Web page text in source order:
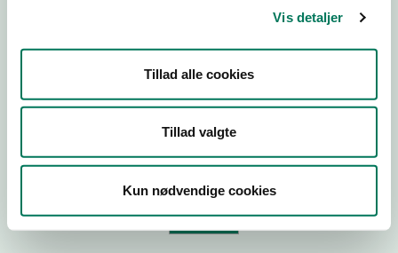
Vis detaljer
Tillad alle cookies
Tillad valgte
Kun nødvendige cookies
P-nr
Tilføj smiley til dit website
Kopier link til at indsætte på virksomhedens hjemmeside